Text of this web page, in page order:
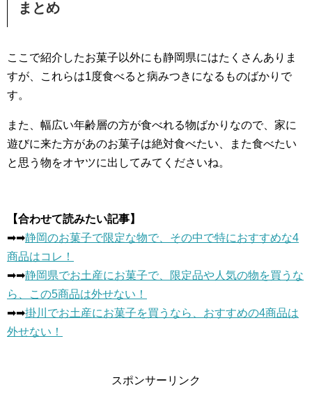
まとめ
ここで紹介したお菓子以外にも静岡県にはたくさんありま
すが、これらは1度食べると病みつきになるものばかりで
す。
また、幅広い年齢層の方が食べれる物ばかりなので、家に
遊びに来た方があのお菓子は絶対食べたい、また食べたい
と思う物をオヤツに出してみてくださいね。
【合わせて読みたい記事】
➡︎➡︎静岡のお菓子で限定な物で、その中で特におすすめな4
商品はコレ！
➡︎➡︎静岡県でお土産にお菓子で、限定品や人気の物を買うな
ら、この5商品は外せない！
➡︎➡︎掛川でお土産にお菓子を買うなら、おすすめの4商品は
外せない！
スポンサーリンク